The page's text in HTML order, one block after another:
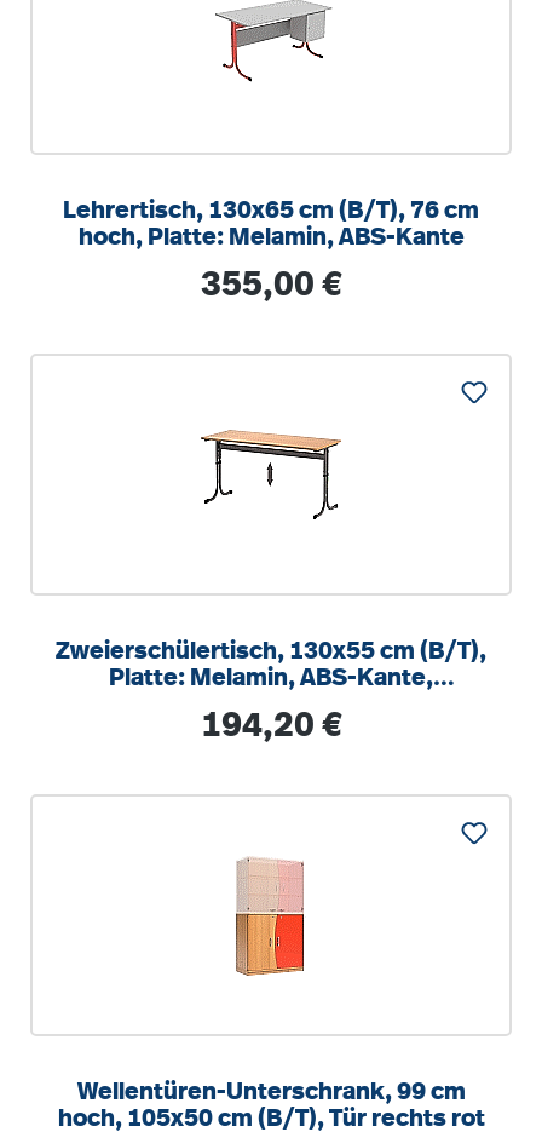
Lehrertisch, 130x65 cm (B/T), 76 cm
hoch, Platte: Melamin, ABS-Kante
Regulärer Preis:
355,00 €
Zweierschülertisch, 130x55 cm (B/T),
Platte: Melamin, ABS-Kante,
Regulärer Preis:
194,20 €
Wellentüren-Unterschrank, 99 cm
hoch, 105x50 cm (B/T), Tür rechts rot